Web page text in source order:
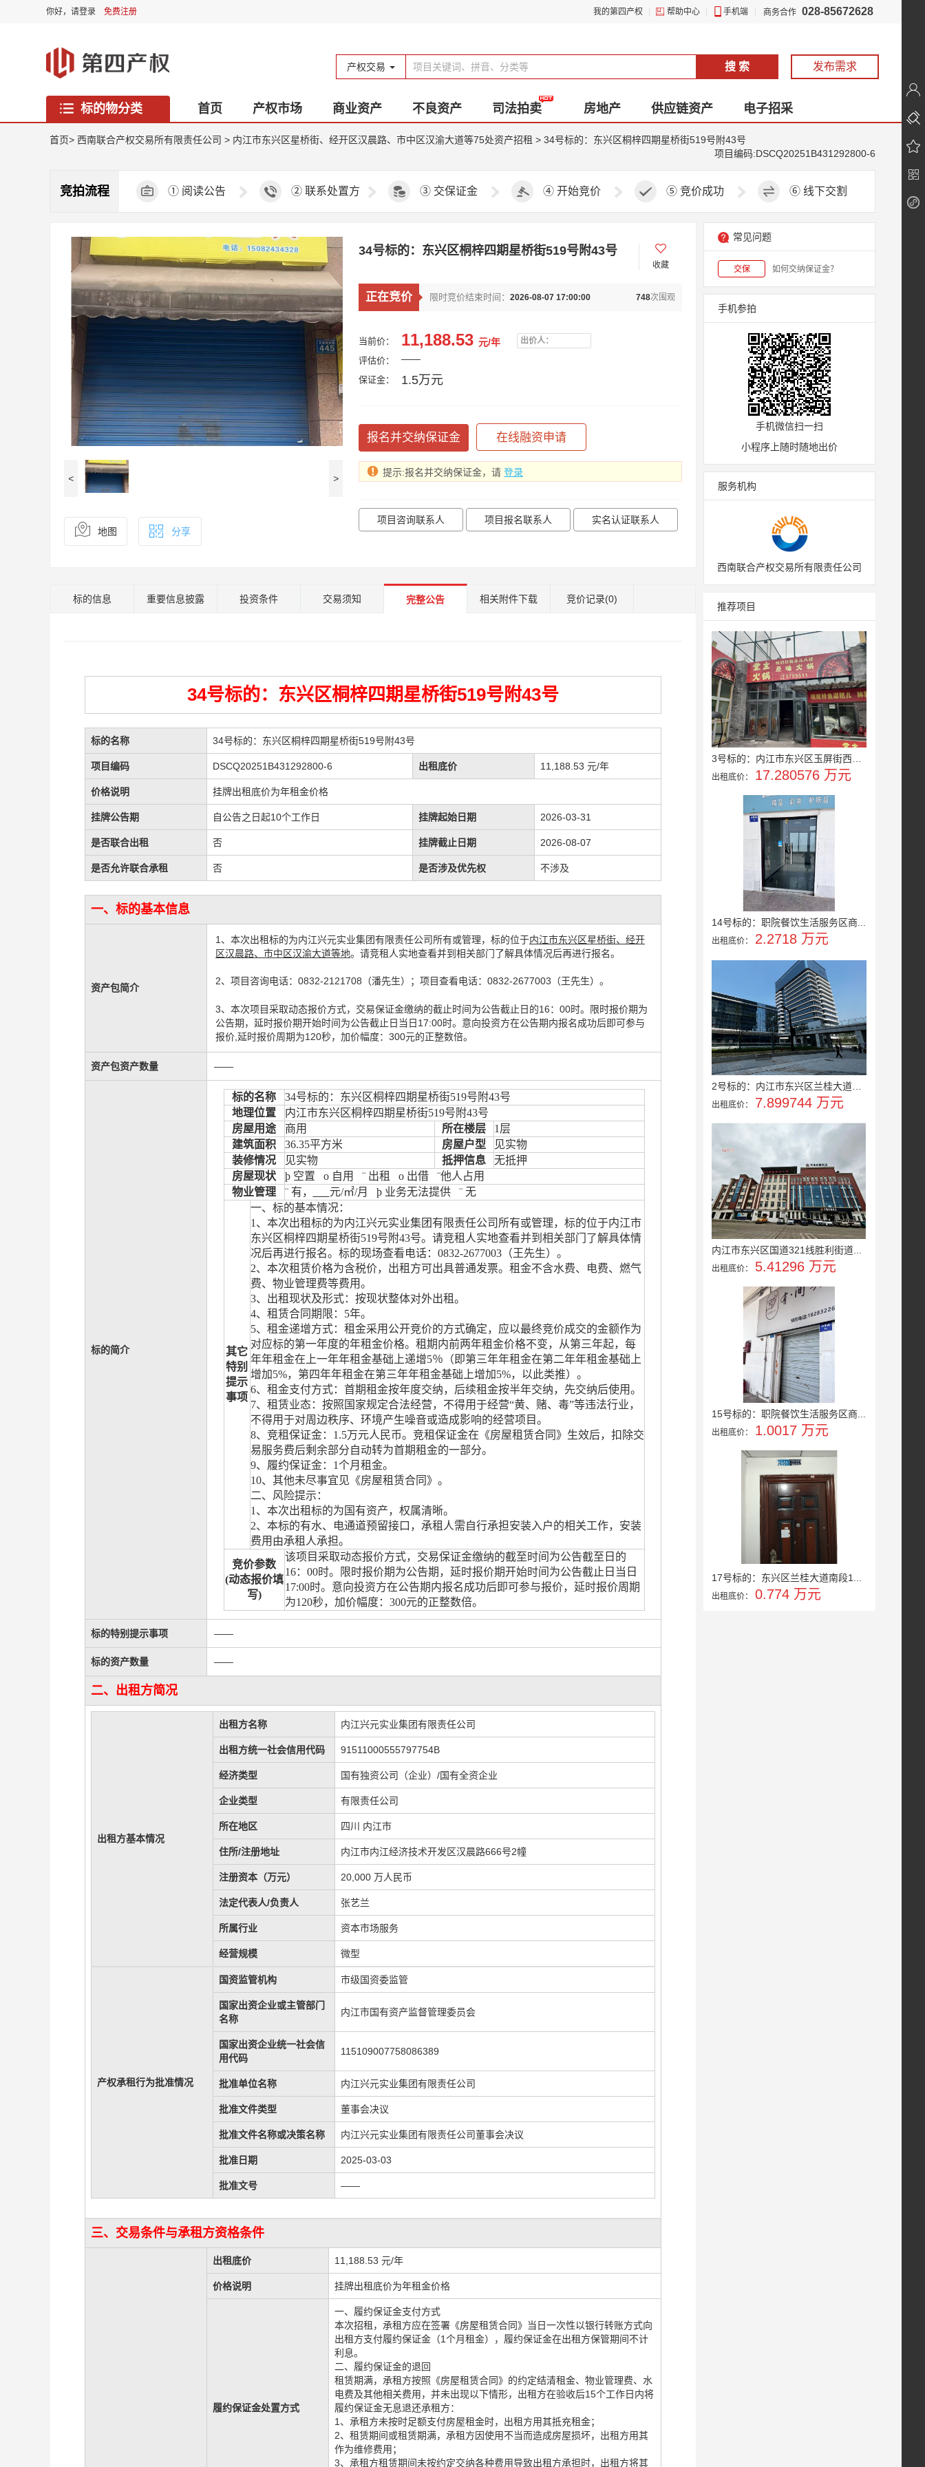
你好， 请登录 免费注册 我的第四产权 帮助中心 手机端 商务合作 028-85672628
产权交易 搜 索 发布需求
标的物分类 首页 产权市场 商业资产 不良资产 司法拍卖 房地产 供应链资产
电子招采
西藏专区
首页> 西南联合产权交易所有限责任公司 > 内江市东兴区星桥街、经开区汉晨路、市中区汉渝大道等75处资产招租 > 34号标的：东兴区桐梓四期星桥街519号附43号
项目编码:DSCQ20251B431292800-6
竞拍流程 ① 阅读公告 ② 联系处置方 ③ 交保证金 ④ 开始竞价 ⑤ 竞价成功 ⑥ 线下交割
< >
地图 分享
34号标的：东兴区桐梓四期星桥街519号附43号
收藏
正在竞价 限时竞价结束时间： 2026-08-07 17:00:00 748次围观
当前价： 11,188.53 元/年 出价人：
评估价： ——
保证金： 1.5万元
报名并交纳保证金 在线融资申请
提示:报名并交纳保证金，请 登录
项目咨询联系人 项目报名联系人 实名认证联系人
标的信息 重要信息披露 投资条件 交易须知 完整公告 相关附件下载 竞价记录(0)
34号标的：东兴区桐梓四期星桥街519号附43号
标的名称 34号标的：东兴区桐梓四期星桥街519号附43号
项目编码 DSCQ20251B431292800-6 出租底价 11,188.53 元/年
价格说明 挂牌出租底价为年租金价格
挂牌公告期 自公告之日起10个工作日 挂牌起始日期 2026-03-31
是否联合出租 否 挂牌截止日期 2026-08-07
是否允许联合承租 否 是否涉及优先权 不涉及
一、标的基本信息
资产包简介
1、本次出租标的为内江兴元实业集团有限责任公司所有或管理，标的位于内江市东兴区星桥街、经开
区汉晨路、市中区汉渝大道等地。请竞租人实地查看并到相关部门了解具体情况后再进行报名。
2、项目咨询电话：0832-2121708（潘先生）；项目查看电话：0832-2677003 （王先生） 。
3、本次项目采取动态报价方式，交易保证金缴纳的截止时间为公告截止日的16：00时。限时报价期为
公告期，延时报价期开始时间为公告截止日当日17:00时。意向投资方在公告期内报名成功后即可参与
报价,延时报价周期为120秒，加价幅度：300元的正整数倍。
资产包资产数量 ——
标的简介
标的名称 34号标的：东兴区桐梓四期星桥街519号附43号
地理位置
内江市东兴区桐梓四期星桥街519号附43号
房屋用途
商用 所在楼层 1 层
建筑面积
36.35平方米 房屋户型
见实物
装修情况
见实物 抵押信息
无抵押
房屋现状
þ 空置 o 自用 ¨ 出租 o 出借 ¨他人占用
物业管理
¨ 有， 元/㎡/月 þ 业务无法提供 ¨ 无
其它
特别
提示
事项
一、标的基本情况：
1 、本次出租标的为内江兴元实业集团有限责任公司所有或管理，标的位于内江市
东兴区桐梓四期星桥街519号附43号。 请竞租人实地查看并到相关部门了解具体情
况后再进行报名。 标的现场查看电话： 0832-2677003（王先生）。
2、本次租赁价格为含税价，出租方可出具普通发票。租金不含水费、电费、 燃气
费、 物业管理费等费用。
3、 出租现状及形式：按现状整体对外出租。
4、租赁合同期限： 5年。
5、租金递增方式：租金采用公开竞价的方式确定，应以最终竞价成交的金额作为
对应标的第一年度的年租金价格。 租期内前两年租金价格不变，从第三年起，每
年年租金在上一年年租金基础上递增5％（即第三年年租金在第二年年租金基础上
增加5%，第四年年租金在第三年年租金基础上增加5%，以此类推） 。
6、租金支付方式： 首期租金按年度交纳， 后续租金按半年交纳，先交纳后使用。
7、租赁业态：按照国家规定合法经营，不得用于经营“黄、赌、毒”等违法行业，
不得用于对周边秩序、环境产生噪音或造成影响的经营项目。
8、竞租保证金： 1.5万元人民币。竞租保证金在《房屋租赁合同》生效后，扣除交
易服务费后剩余部分自动转为首期租金的一部分。
9、 履约保证金： 1个月租金。
10、其他未尽事宜见《房屋租赁合同》。
二、风险提示：
1 、本次出租标的为国有资产，权属清晰。
2、本标的有水、电通道预留接口，承租人需自行承担安装入户的相关工作，安装
费用由承租人承担。
竞价参数
(动态报价填
写)
该项目采取动态报价方式，交易保证金缴纳的截至时间为公告截至日的
16： 00时。限时报价期为公告期，延时报价期开始时间为公告截止日当日
17:00时。意向投资方在公告期内报名成功后即可参与报价， 延时报价周期
为120秒， 加价幅度： 300元的正整数倍。
标的特别提示事项 ——
标的资产数量 ——
二、出租方简况
出租方基本情况
出租方名称 内江兴元实业集团有限责任公司
出租方统一社会信用代码 91511000555797754B
经济类型 国有独资公司（企业）/国有全资企业
企业类型 有限责任公司
所在地区 四川 内江市
住所/注册地址 内江市内江经济技术开发区汉晨路666号2幢
注册资本（万元） 20,000 万人民币
法定代表人/负责人 张艺兰
所属行业 资本市场服务
经营规模 微型
产权承租行为批准情况
国资监管机构 市级国资委监管
国家出资企业或主管部门
名称
内江市国有资产监督管理委员会
国家出资企业统一社会信
用代码
115109007758086389
批准单位名称 内江兴元实业集团有限责任公司
批准文件类型 董事会决议
批准文件名称或决策名称 内江兴元实业集团有限责任公司董事会决议
批准日期 2025-03-03
批准文号 ——
三、交易条件与承租方资格条件
出租底价 11,188.53 元/年
价格说明 挂牌出租底价为年租金价格
履约保证金处置方式
一、履约保证金支付方式
本次招租，承租方应在签署《房屋租赁合同》当日一次性以银行转账方式向
出租方支付履约保证金（1个月租金），履约保证金在出租方保管期间不计
利息。
二、履约保证金的退回
租赁期满，承租方按照《房屋租赁合同》的约定结清租金、物业管理费、水
电费及其他相关费用，并未出现以下情形，出租方在验收后15个工作日内将
履约保证金无息退还承租方：
1、承租方未按时足额支付房屋租金时，出租方用其抵充租金；
2、租赁期间或租赁期满，承租方因使用不当而造成房屋损坏，出租方用其
作为维修费用；
3、承租方租赁期间未按约定交纳各种费用导致出租方承担时，出租方将其
常见问题
交保 如何交纳保证金？
手机参拍
手机微信扫一扫
小程序上随时随地出价
服务机构
西南联合产权交易所有限责任公司
推荐项目
出租底价： 17.280576 万元
14号标的：职院餐饮生活服务区商...
出租底价： 2.2718 万元
出租底价： 7.899744 万元
内江市东兴区国道321线胜利街道...
出租底价： 5.41296 万元
15号标的：职院餐饮生活服务区商...
出租底价： 1.0017 万元
17号标的：东兴区兰桂大道南段1...
出租底价： 0.774 万元